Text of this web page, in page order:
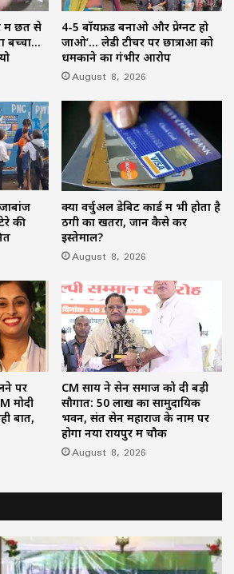
में छत से
बच्चा…
4-5 बॉयफ्रेंड बनाओ और प्रेग्नेंट हो
जाओ’… लेडी टीचर पर छात्राओं को
धमकाने का गंभीर आरोप
August 8, 2026
की
क्या वर्चुअल डेबिट कार्ड में भी होता है
ठगी का खतरा, जानें कैसे करें
इस्तेमाल?
August 8, 2026
पर
मोदी
बात,
CM साय ने सेन समाज को दी बड़ी
सौगात: 50 लाख का सामुदायिक
भवन, संत सेन महाराज के नाम पर
होगा नया रायपुर में चौक
August 8, 2026